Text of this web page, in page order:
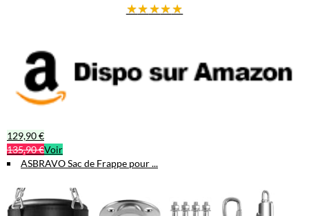
★★★★★
129,90 €
135,90 €Voir
ASBRAVO Sac de Frappe pour ...